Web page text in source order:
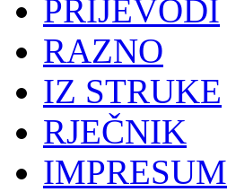
PRIJEVODI
RAZNO
IZ STRUKE
RJEČNIK
IMPRESUM